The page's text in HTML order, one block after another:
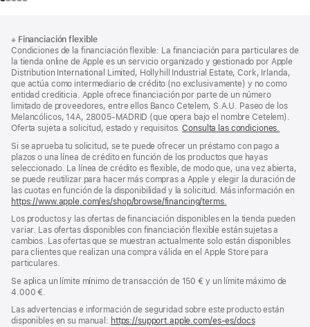
a
pie
de
página
al
pie
※ Financiación flexible
Condiciones de la financiación flexible: La financiación para particulares de
la tienda online de Apple es un servicio organizado y gestionado por Apple
Distribution International Limited, Hollyhill Industrial Estate, Cork, Irlanda,
que actúa como intermediario de crédito (no exclusivamente) y no como
entidad crediticia. Apple ofrece financiación por parte de un número
limitado de proveedores, entre ellos Banco Cetelem, S.A.U. Paseo de los
Melancólicos, 14A, 28005-MADRID (que opera bajo el nombre Cetelem).
Oferta sujeta a solicitud, estado y requisitos.Consulta las condiciones.
Si se aprueba tu solicitud, se te puede ofrecer un préstamo con pago a
plazos o una línea de crédito en función de los productos que hayas
seleccionado. La línea de crédito es flexible, de modo que, una vez abierta,
se puede reutilizar para hacer más compras a Apple y elegir la duración de
las cuotas en función de la disponibilidad y la solicitud. Más información en
https://www.apple.com/es/shop/browse/financing/terms.
Los productos y las ofertas de financiación disponibles en la tienda pueden
variar. Las ofertas disponibles con financiación flexible están sujetas a
cambios. Las ofertas que se muestran actualmente solo están disponibles
para clientes que realizan una compra válida en el Apple Store para
particulares.
Se aplica un límite mínimo de transacción de 150 € y un límite máximo de
4.000 €.
Las advertencias e información de seguridad sobre este producto están
disponibles en su manual: https://support.apple.com/es-es/docs(se